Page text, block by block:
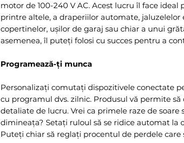
motor de 100-240 V AC. Acest lucru îl face ideal
printre altele, a draperiilor automate, jaluzelelor
copertinelor, ușilor de garaj sau chiar a unui
asemenea, îl puteți folosi cu succes pentru a
Programează-ți munca
Personalizați comutați dispozitivele conectate
cu programul dvs. zilnic. Produsul vă permite
detaliate de lucru. Vrei ca primele raze de soare
dimineața? Setați ruloul să se ridice automat la
Puteți chiar să reglați procentul de perdele care